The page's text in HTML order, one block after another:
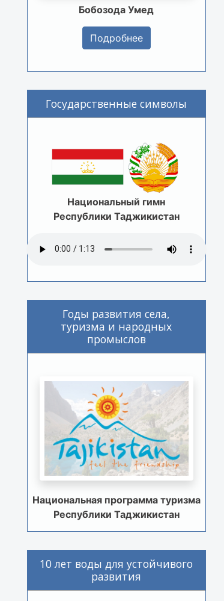
Бобозода Умед
Подробнее
Государственные символы
Национальный гимн
Республики Таджикистан
Годы развития села,
туризма и народных
промыслов
Национальная программа туризма
Республики Таджикистан
10 лет воды для устойчивого
развития